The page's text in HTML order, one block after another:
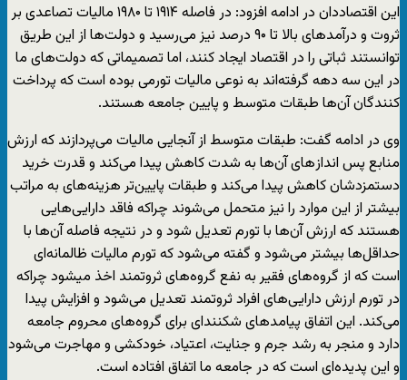
این اقتصاددان در ادامه افزود: در فاصله ۱۹۱۴ تا ۱۹۸۰ مالیات تصاعدی بر
ثروت و درآمد‌های بالا تا ۹۰ درصد نیز می‌رسید و دولت‌ها از این طریق
توانستند ثباتی را در اقتصاد ایجاد کنند، اما تصمیماتی که دولت‌های ما
در این سه دهه گرفته‌اند به نوعی مالیات تورمی بوده است که پرداخت
کنندگان آن‌ها طبقات متوسط و پایین جامعه هستند.
وی در ادامه گفت: طبقات متوسط از آنجایی مالیات می‌پردازند که ارزش
منابع پس انداز‌های آن‌ها به شدت کاهش پیدا می‌کند و قدرت خرید
دستمزدشان کاهش پیدا می‌کند و طبقات پایین‌تر هزینه‌های به مراتب
بیشتر از این موارد را نیز متحمل می‌شوند چراکه فاقد دارایی‌هایی
هستند که ارزش آن‌ها با تورم تعدیل شود و در نتیجه فاصله آن‌ها با
حداقل‌ها بیشتر می‌شود و گفته می‌شود که تورم مالیات ظالمانه‌ای
است که از گروه‌های فقیر به نفع گروه‌های ثروتمند اخذ میشود چراکه
در تورم ارزش دارایی‌های افراد ثروتمند تعدیل می‌شود و افزایش پیدا
می‌کند. این اتفاق پیامد‌های شکنندای برای گروه‌های محروم جامعه
دارد و منجر به رشد جرم و جنایت، اعتیاد، خودکشی و مهاجرت می‌شود
و این پدیده‌ای است که در جامعه ما اتفاق افتاده است.